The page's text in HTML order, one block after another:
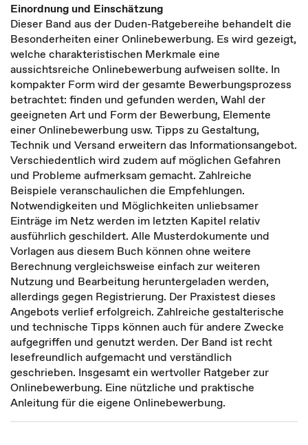
Einordnung und Einschätzung
Dieser Band aus der Duden-Ratgebereihe behandelt die
Besonderheiten einer Onlinebewerbung. Es wird gezeigt,
welche charakteristischen Merkmale eine
aussichtsreiche Onlinebewerbung aufweisen sollte. In
kompakter Form wird der gesamte Bewerbungsprozess
betrachtet: finden und gefunden werden, Wahl der
geeigneten Art und Form der Bewerbung, Elemente
einer Onlinebewerbung usw. Tipps zu Gestaltung,
Technik und Versand erweitern das Informationsangebot.
Verschiedentlich wird zudem auf möglichen Gefahren
und Probleme aufmerksam gemacht. Zahlreiche
Beispiele veranschaulichen die Empfehlungen.
Notwendigkeiten und Möglichkeiten unliebsamer
Einträge im Netz werden im letzten Kapitel relativ
ausführlich geschildert. Alle Musterdokumente und
Vorlagen aus diesem Buch können ohne weitere
Berechnung vergleichsweise einfach zur weiteren
Nutzung und Bearbeitung heruntergeladen werden,
allerdings gegen Registrierung. Der Praxistest dieses
Angebots verlief erfolgreich. Zahlreiche gestalterische
und technische Tipps können auch für andere Zwecke
aufgegriffen und genutzt werden. Der Band ist recht
lesefreundlich aufgemacht und verständlich
geschrieben. Insgesamt ein wertvoller Ratgeber zur
Onlinebewerbung. Eine nützliche und praktische
Anleitung für die eigene Onlinebewerbung.